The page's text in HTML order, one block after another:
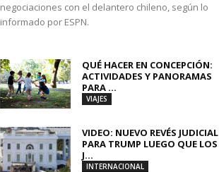
negociaciones con el delantero chileno, según lo
informado por ESPN.
QUÉ HACER EN CONCEPCIÓN:
ACTIVIDADES Y PANORAMAS
PARA ...
VIAJES
VIDEO: NUEVO REVÉS JUDICIAL
PARA TRUMP LUEGO QUE LOS
J...
INTERNACIONAL